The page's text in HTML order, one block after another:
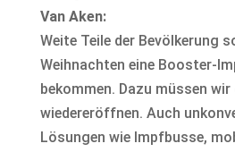
Van Aken:
Weite Teile der Bevölkerung
Weihnachten eine Booster-
bekommen. Dazu müssen
wiedereröffnen. Auch
Lösungen wie Impfbusse,